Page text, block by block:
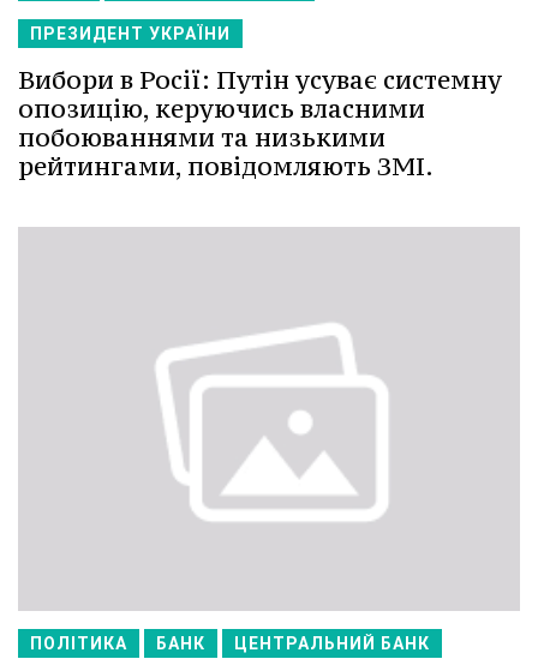
ПРЕЗИДЕНТ УКРАЇНИ
Вибори в Росії: Путін усуває системну
опозицію, керуючись власними
побоюваннями та низькими
рейтингами, повідомляють ЗМІ.
ПОЛІТИКА БАНК ЦЕНТРАЛЬНИЙ БАНК